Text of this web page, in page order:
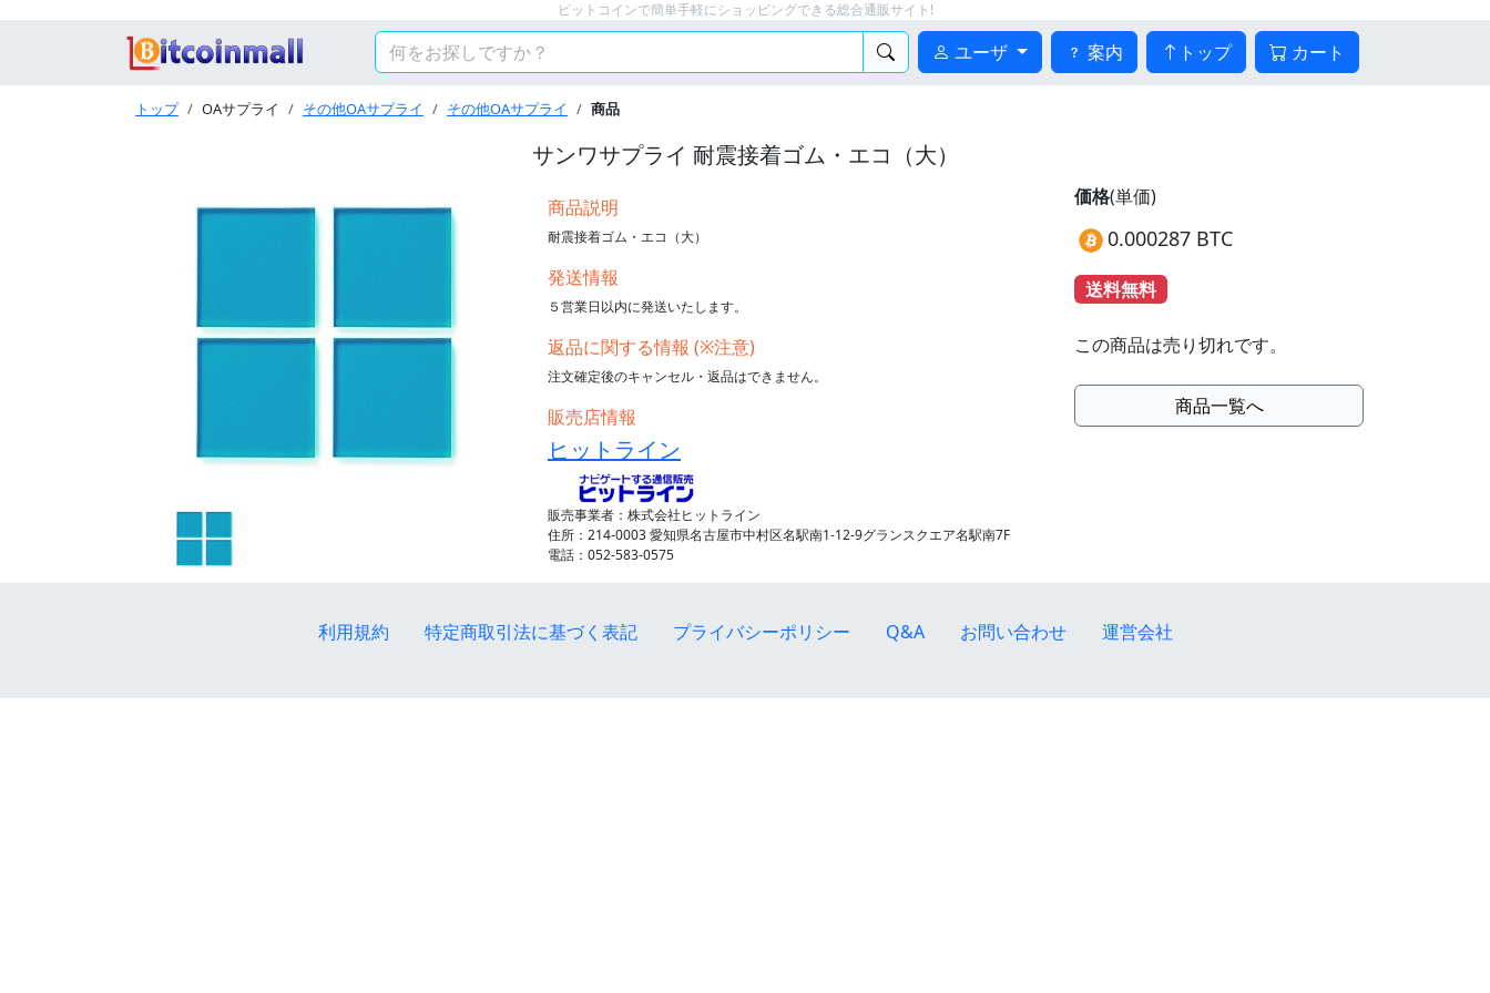
ビットコインで簡単手軽にショッピングできる総合通販サイト!
ユーザ 案内 トップ カート
トップ OAサプライ その他OAサプライ その他OAサプライ 商品
サンワサプライ 耐震接着ゴム・エコ（大）
商品説明
耐震接着ゴム・エコ（大）
発送情報
５営業日以内に発送いたします。
返品に関する情報 (※注意)
注文確定後のキャンセル・返品はできません。
販売店情報
ヒットライン
販売事業者：株式会社ヒットライン
住所：214-0003 愛知県名古屋市中村区名駅南1-12-9グランスクエア名駅南7F
電話：052-583-0575
価格(単価)
0.000287 BTC
送料無料
この商品は売り切れです。
商品一覧へ
利用規約 特定商取引法に基づく表記 プライバシーポリシー Q&A お問い合わせ 運営会社